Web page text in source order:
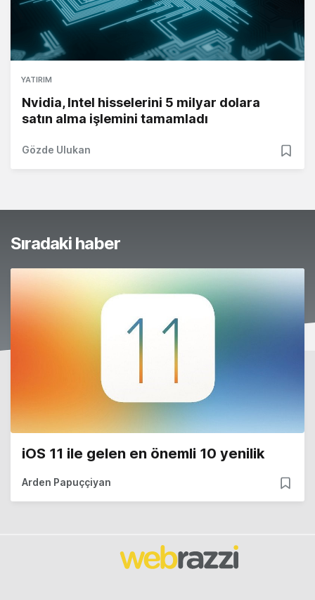
YATIRIM
Nvidia, Intel hisselerini 5 milyar dolara
satın alma işlemini tamamladı
Gözde Ulukan
Sıradaki haber
iOS 11 ile gelen en önemli 10 yenilik
Arden Papuççiyan